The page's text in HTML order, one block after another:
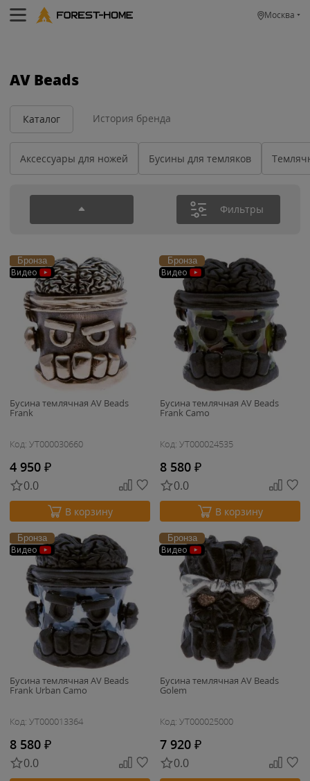
Москва
AV Beads
Каталог История бренда
Аксессуары для ножей Бусины для темляков
Фильтры
Бронза
Видео
Бусина темлячная AV Beads
Frank
Код: УТ000030660
4 950 ₽
0.0
В корзину
Бронза
Видео
Бусина темлячная AV Beads
Frank Camo
Код: УТ000024535
8 580 ₽
0.0
В корзину
Бронза
Видео
Бусина темлячная AV Beads
Frank Urban Camo
Код: УТ000013364
8 580 ₽
0.0
Бронза
Видео
Бусина темлячная AV Beads
Golem
Код: УТ000025000
7 920 ₽
0.0